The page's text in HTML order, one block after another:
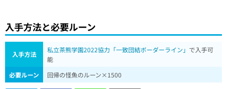
入手方法と必要ルーン
入手方法
私立茶熊学園2022協力「一致団結ボーダーライン」 で入手可
能
必要ルーン
回帰の怪魚のルーン×1500